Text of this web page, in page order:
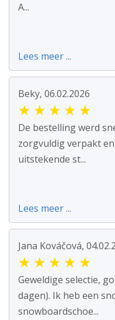
A...
Lees meer ...
Beky, 06.02.2026
★ ★ ★ ★ ★
De bestelling werd
zorgvuldig verpakt
uitstekende st...
Lees meer ...
Jana Kováčová,
★ ★ ★ ★ ★
Geweldige selectie,
dagen). Ik heb een
snowboardschoe...